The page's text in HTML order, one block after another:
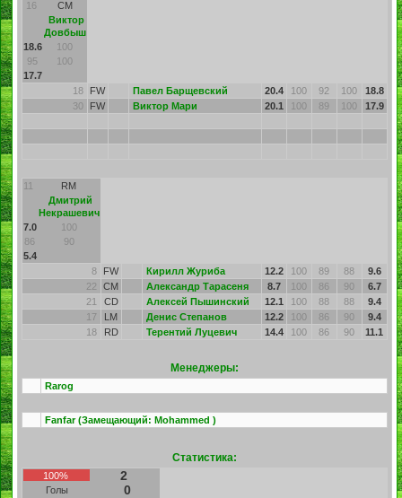
16
CM
Виктор
Довбыш
18.6
100
95
100
17.7
18
FW Павел Барщевский 20.4 100 92 100
18.8
30
FW Виктор Мари 20.1 100 89 100 17.9
11
RM
Дмитрий
Некрашевич
7.0
100
86
90
5.4
8
FW Кирилл Журиба 12.2 100 89 88
9.6
22
CM Александр Тарасеня 8.7 100 86 90
6.7
21
CD Алексей Пышинский 12.1 100 88 88
9.4
17
LM Денис Степанов 12.2 100 86 90
9.4
18
RD Терентий Луцевич 14.4 100 86 90 11.1
Менеджеры:
Rarog
Fanfar(Замещающий: Mohammed )
Статистика:
100% 2
Голы 0